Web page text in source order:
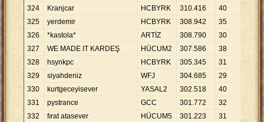
324
Kranjcar HCBYRK 310.416 40
325
yerdemir HCBYRK 308.942 35 8.
326
*kastola* ARTİZ 308.790 30
327
WE MADE IT KARDEŞ HÜCUM2 307.586 38
328
hsynkpc HCBYRK 305.345 31
329
siyahdeniz WFJ 304.685 29
330
kurtgeceyisever YASAL2 302.518 40
331
pystrance GCC 301.772 32
332
fırat atasever HÜCUM5 301.223 31